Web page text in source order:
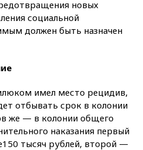
новых
социальной
должен быть назначен
имел место рецидив,
отбывать срок в колонии
же — в колонии общего
наказания первый
тысяч рублей, второй —